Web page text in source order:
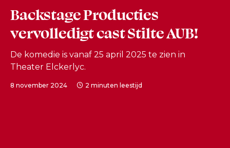
Backstage Producties
vervolledigt cast Stilte AUB!
De komedie is vanaf 25 april 2025 te zien in
Theater Elckerlyc.
8 november 2024 2 minuten leestijd